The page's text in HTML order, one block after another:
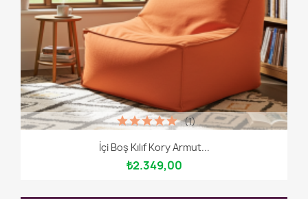
İçi Boş Kılıf Kory Armut...
₺2.349,00
(1)